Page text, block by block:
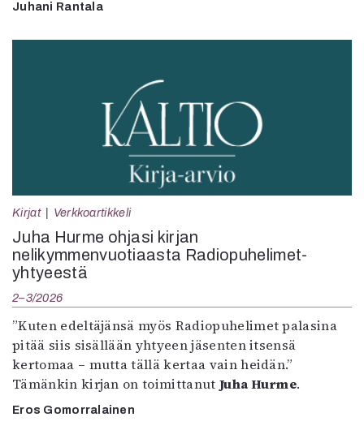
Juhani Rantala
Kirjat Verkkoartikkeli
Juha Hurme ohjasi kirjan
nelikymmenvuotiaasta Radiopuhelimet-
yhtyeestä
2–3/2026
”Kuten edeltäjänsä myös Radiopuhelimet palasina
pitää siis sisällään yhtyeen jäsenten itsensä
kertomaa – mutta tällä kertaa vain heidän.”
Tämänkin kirjan on toimittanut Juha Hurme.
Eros Gomorralainen